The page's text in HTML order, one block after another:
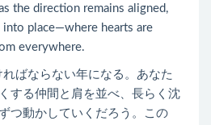
the direction remains aligned,
place—where hearts are
everywhere.
ばならない年になる。あなた
する仲間と肩を並べ、長らく沈
つ動かしていくだろう。この